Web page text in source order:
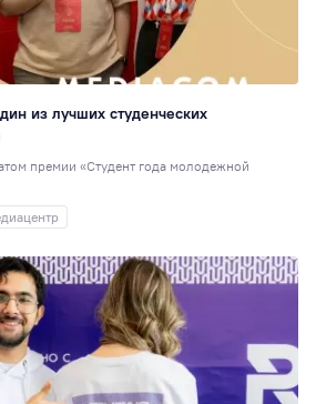
из лучших студенческих
премии «Студент года молодежной